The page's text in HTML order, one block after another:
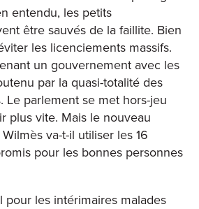
entendu, les petits
être sauvés de la faillite. Bien
les licenciements massifs.
un gouvernement avec les
par la quasi-totalité des
Le parlement se met hors-jeu
plus vite. Mais le nouveau
va-t-il utiliser les 16
pour les bonnes personnes
pour les intérimaires malades